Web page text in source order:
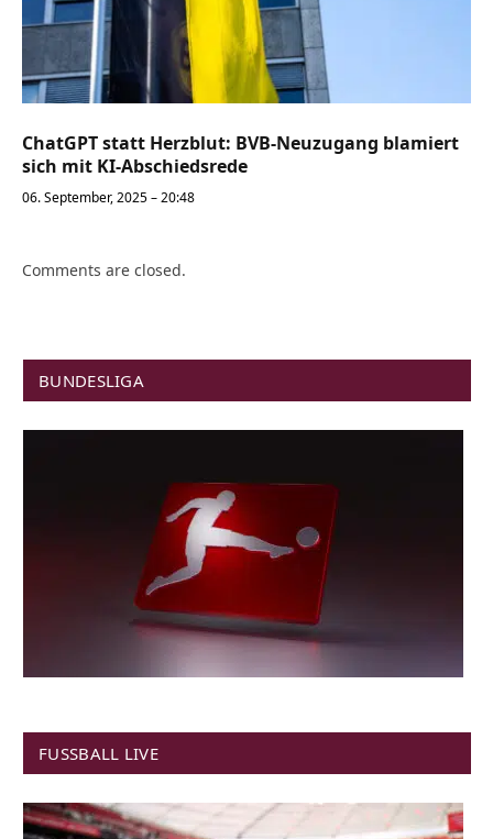
ChatGPT statt Herzblut: BVB-Neuzugang blamiert
sich mit KI-Abschiedsrede
06. September, 2025 – 20:48
Comments are closed.
BUNDESLIGA
FUSSBALL LIVE